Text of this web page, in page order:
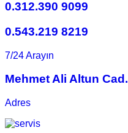
0.312.390 9099
0.543.219 8219
7/24 Arayın
Mehmet Ali Altun
Adres